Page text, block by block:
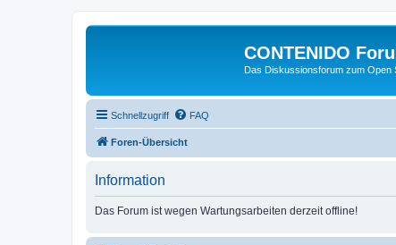
CONTENIDO
Das Diskussionsforum zum Open
Schnellzugriff FAQ
Foren-Übersicht
Information
Das Forum ist wegen Wartungsarbeiten derzeit offline!